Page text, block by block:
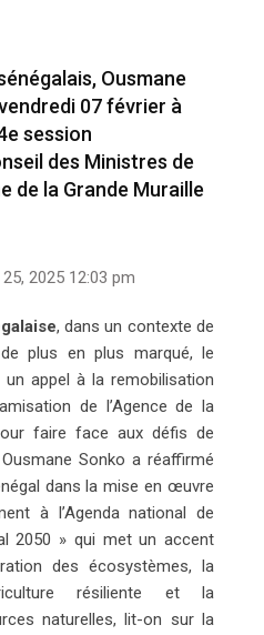
Ousmane
07 février à
session
des Ministres de
de la Grande Muraille
2025 12:03 pm
, dans un contexte de
plus en plus marqué, le
appel à la remobilisation
de l’Agence de la
faire face aux défis de
Ousmane Sonko a réaffirmé
dans la mise en œuvre
à l’Agenda national de
2050 » qui met un accent
des écosystèmes, la
résiliente et la
naturelles, lit-on sur la